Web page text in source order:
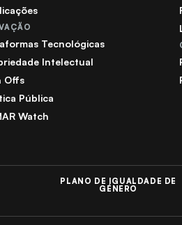
Tecnológicas
Intelectual
Offs
Pública
Watch
PLANO DE IGUALDADE DE
GÉNERO